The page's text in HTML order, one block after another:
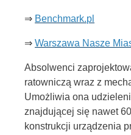
⇒ Benchmark.pl
⇒Warszawa Nasze
Absolwenci
ratowniczą wraz z
Umożliwia ona
znajdującej się nawet
konstrukcji urządzenia